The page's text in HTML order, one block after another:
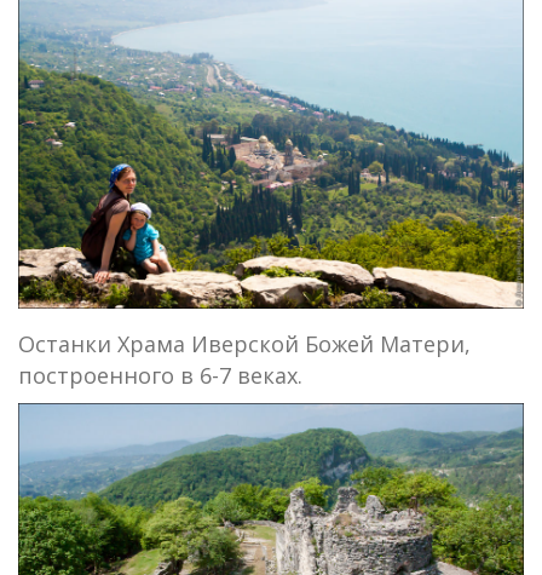
Останки Храма Иверской Божей Матери,
построенного в 6-7 веках.